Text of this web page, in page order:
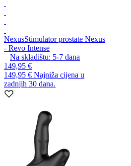
NexusStimulator prostate Nexus
- Revo Intense
Na skladištu: 5-7 dana
149,95 €
149,95 € Najniža cijena u
zadnjih 30 dana.